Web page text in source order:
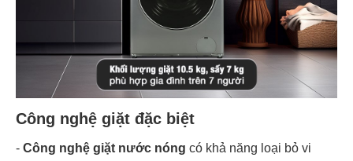
Công nghệ giặt đặc biệt
- Công nghệ giặt nước nóng có khả năng loại bỏ vi